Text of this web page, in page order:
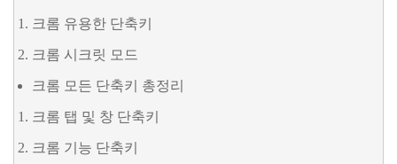
크롬 유용한 단축키
크롬 시크릿 모드
크롬 모든 단축키 총정리
크롬 탭 및 창 단축키
크롬 기능 단축키